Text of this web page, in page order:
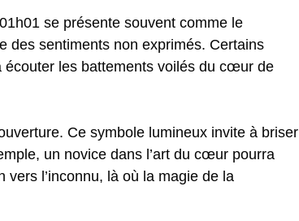
se présente souvent comme le
des sentiments non exprimés. Certains
écouter les battements voilés du cœur de
Ce symbole lumineux invite à briser
un novice dans l’art du cœur pourra
l’inconnu, là où la magie de la